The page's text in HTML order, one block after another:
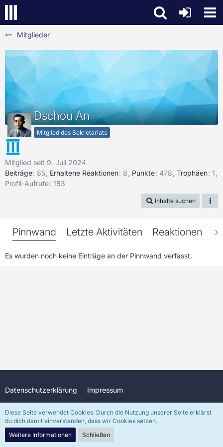
Mitglieder
Dschou An
Mitglied des Sekretariats
Mitglied seit 9. Juli 2024
Beiträge 85 Erhaltene Reaktionen 8 Punkte 478 Trophäen 1
Profil-Aufrufe 183
Inhalte suchen
Pinnwand Letzte Aktivitäten Reaktionen
Es wurden noch keine Einträge an der Pinnwand verfasst.
Datenschutzerklärung Impressum
Community-Software:WoltLab Suite™
In freundlicher Unterstützung durch
Diese Seite verwendet Cookies. Durch die Nutzung unserer Seite erklärst
du dich damit einverstanden, dass wir Cookies setzen.
Weitere Informationen
Schließen